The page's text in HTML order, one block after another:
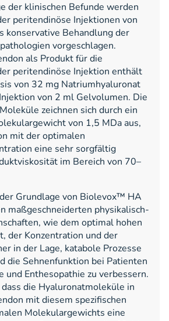
der klinischen Befunde werden
peritendinöse Injektionen von
konservative Behandlung der
vorgeschlagen.
als Produkt für die
peritendinöse Injektion enthält
von 32 mg Natriumhyaluronat
von 2 ml Gelvolumen. Die
zeichnen sich durch ein
von 1,5 MDa aus,
mit der optimalen
eine sehr sorgfältig
im Bereich von 70–
Grundlage von Biolevox™ HA
maßgeschneiderten physikalisch-
wie dem optimal hohen
der Konzentration und der
in der Lage, katabole Prozesse
die Sehnenfunktion bei Patienten
und Enthesopathie zu verbessern.
die Hyaluronatmoleküle in
mit diesem spezifischen
Molekulargewichts eine